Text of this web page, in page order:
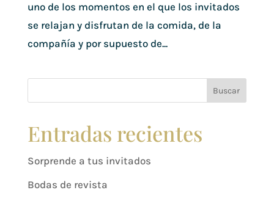
uno de los momentos en el que los invitados
se relajan y disfrutan de la comida, de la
compañía y por supuesto de...
Buscar
Entradas recientes
Sorprende a tus invitados
Bodas de revista